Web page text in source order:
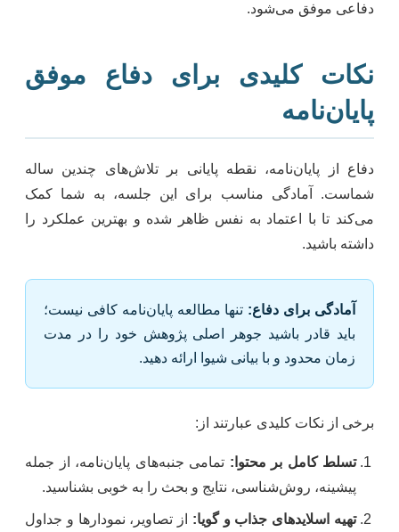
دفاعی موفق می‌شود.
نکات کلیدی برای دفاع موفق
پایان‌نامه
دفاع از پایان‌نامه، نقطه پایانی بر تلاش‌های چندین ساله
شماست. آمادگی مناسب برای این جلسه، به شما کمک
می‌کند تا با اعتماد به نفس ظاهر شده و بهترین عملکرد را
داشته باشید.
آمادگی برای دفاع: تنها مطالعه پایان‌نامه کافی نیست؛
باید قادر باشید جوهر اصلی پژوهش خود را در مدت
زمان محدود و با بیانی شیوا ارائه دهید.
برخی از نکات کلیدی عبارتند از:
تسلط کامل بر محتوا: تمامی جنبه‌های پایان‌نامه، از جمله
پیشینه، روش‌شناسی، نتایج و بحث را به خوبی بشناسید.
تهیه اسلاید‌های جذاب و گویا: از تصاویر، نمودارها و جداول